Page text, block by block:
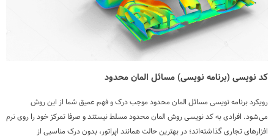
کد نویسی (برنامه نویسی) مسائل المان محدود
رویکرد برنامه نویسی مسائل المان محدود موجب درک و فهم عمیق شما از این روش
می‌شود. افرادی به کد نویسی روش المان محدود مسلط نیستند و صرفا تمرکز خود را روی نرم
افزارهای تجاری گذاشته‌اند؛ در بهترین حالت همانند اپراتور، بدون درک مناسبی از